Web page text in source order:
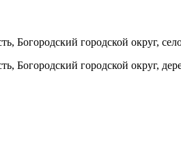
Богородский городской округ,
Богородский городской округ,